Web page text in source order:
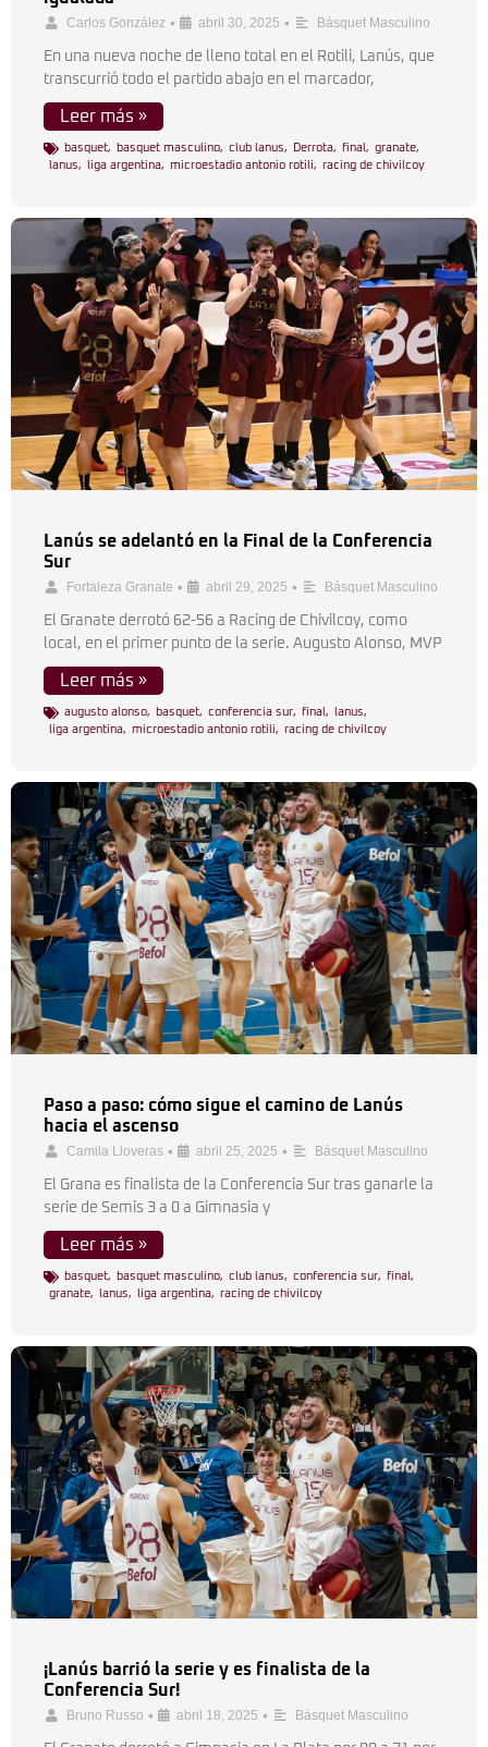
Carlos González • abril 30, 2025 • Básquet Masculino
En una nueva noche de lleno total en el Rotili, Lanús, que
transcurrió todo el partido abajo en el marcador,
Leer más »
basquet, basquet masculino, club lanus, Derrota, final , granate,
lanus, liga argentina, microestadio antonio rotili, racing de chivilcoy
Lanús se adelantó en la Final de la Conferencia
Sur
Fortaleza Granate • abril 29, 2025 • Básquet Masculino
El Granate derrotó 62-56 a Racing de Chivilcoy, como
local, en el primer punto de la serie. Augusto Alonso, MVP
Leer más »
augusto alonso, basquet, conferencia sur, final , lanus,
liga argentina, microestadio antonio rotili, racing de chivilcoy
Paso a paso: cómo sigue el camino de Lanús
hacia el ascenso
Camila Lloveras • abril 25, 2025 • Básquet Masculino
El Grana es finalista de la Conferencia Sur tras ganarle la
serie de Semis 3 a 0 a Gimnasia y
Leer más »
basquet, basquet masculino, club lanus, conferencia sur, final ,
granate, lanus, liga argentina, racing de chivilcoy
¡Lanús barrió la serie y es finalista de la
Conferencia Sur!
Bruno Russo • abril 18, 2025 • Básquet Masculino